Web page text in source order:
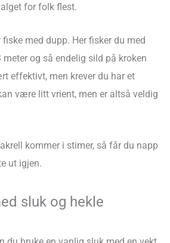
for folk flest.
med dupp. Her fisker du med
og så endelig sild på kroken
effektivt, men krever du har et
være litt vrient, men er altså veldig
kommer i stimer, så får du napp
ut igjen.
sluk og hekle